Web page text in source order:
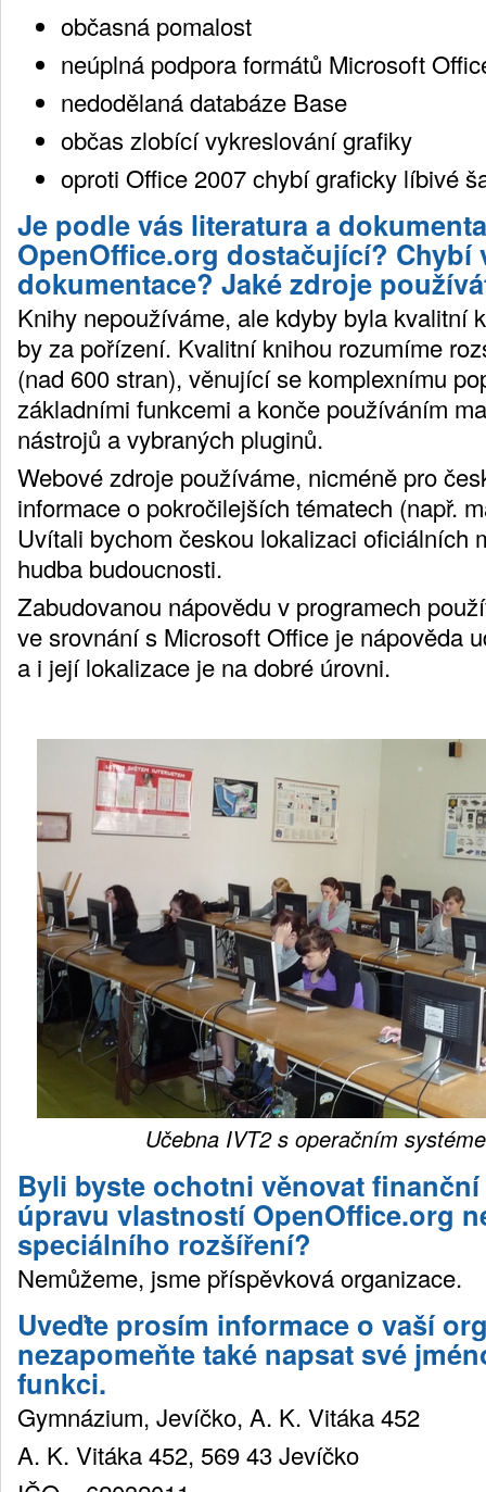
občasná pomalost
neúplná podpora formátů Microsoft
nedodělaná databáze Base
občas zlobící vykreslování grafiky
oproti Office 2007 chybí graficky líbivé
Je podle vás literatura a
OpenOffice.org dostačující? Chybí
dokumentace? Jaké zdroje
Knihy nepoužíváme, ale kdyby byla kvalitní
by za pořízení. Kvalitní knihou rozumíme
(nad 600 stran), věnující se komplexnímu
základními funkcemi a konče používáním
nástrojů a vybraných pluginů.
Webové zdroje používáme, nicméně pro
informace o pokročilejších tématech (např.
Uvítali bychom českou lokalizaci oficiálních
hudba budoucnosti.
Zabudovanou nápovědu v programech
ve srovnání s Microsoft Office je nápověda
a i její lokalizace je na dobré úrovni.
Učebna IVT2 s operačním
Byli byste ochotni věnovat
úpravu vlastností OpenOffice.org
speciálního rozšíření?
Nemůžeme, jsme příspěvková organizace.
Uveďte prosím informace o vaší
nezapomeňte také napsat své
funkci.
Gymnázium, Jevíčko, A. K. Vitáka 452
A. K. Vitáka 452, 569 43 Jevíčko